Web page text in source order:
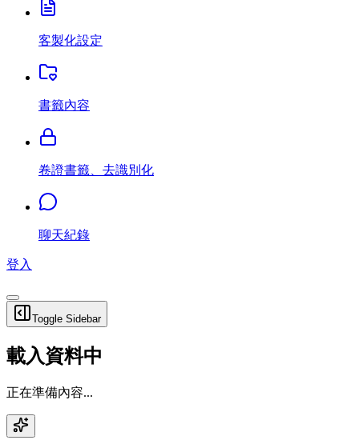
客製化設定
書籤內容
卷證書籤、去識別化
聊天紀錄
登入
Toggle Sidebar
載入資料中
正在準備內容...